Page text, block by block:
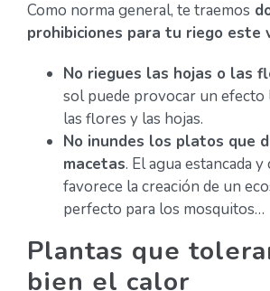
Como norma general, te traemos
prohibiciones para tu riego este
No riegues las hojas o las
sol puede provocar un efecto
las flores y las hojas.
No inundes los platos que
macetas. El agua estancada
favorece la creación de un
perfecto para los mosquitos…
Plantas que
bien el calor